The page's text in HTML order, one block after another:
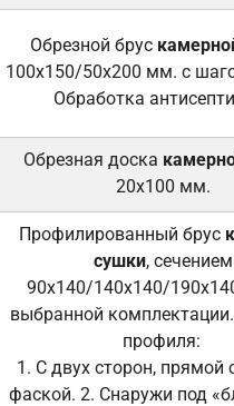
Обрезной брус
100х150/50х200 мм. с
Обработка
Обрезная доска
20х100 мм.
Профилированный брус
сушки, сечением
90х140/140х140/
выбранной
профиля:
1. С двух сторон, прямой
фаской. 2. Снаружи под